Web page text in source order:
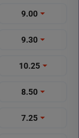
9.00
9.30
10.25
8.50
7.25